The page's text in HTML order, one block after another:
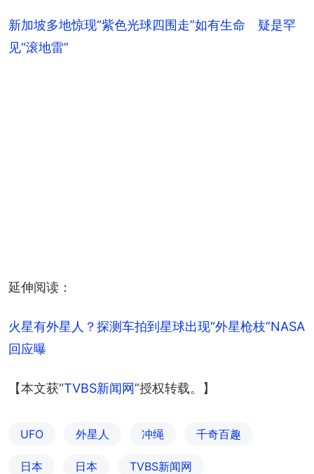
新加坡多地惊现“紫色光球四围走”如有生命 疑是罕
见“滚地雷”
延伸阅读：
火星有外星人？探测车拍到星球出现“外星枪枝”NASA
回应曝
【本文获“TVBS新闻网”授权转载。】
UFO 外星人 冲绳 千奇百趣
日本 日本 TVBS新闻网